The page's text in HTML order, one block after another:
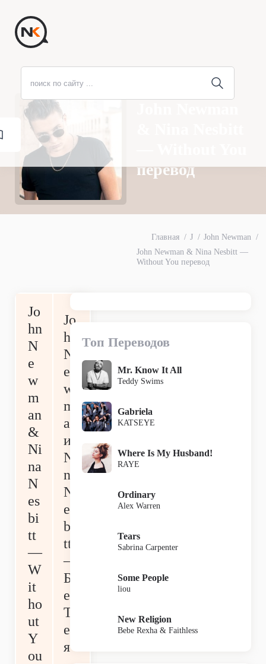
перевод
Главная J
John Newman
John Newman & Nina Nesbitt —
Without You перевод
Jo
hn
N
e
w
m
an
&
Ni
na
N
es
bi
tt
—
W
it
ho
ut
Y
ou
Jo
hn
N
e
w
m
an
и
Ni
na
N
es
bi
tt
—
Б
ез
Т
еб
я
Топ Переводов
Mr. Know It All
Teddy Swims
Gabriela
KATSEYE
Where Is My Husband!
RAYE
Ordinary
Alex Warren
Tears
Sabrina Carpenter
Some People
liou
New Religion
Bebe Rexha & Faithless